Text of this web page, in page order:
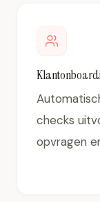
checks
opvragen